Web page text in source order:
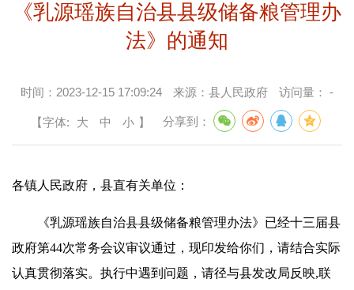
《乳源瑶族自治县县级储备粮管理办
法》的通知
时间： 2023-12-15 17:09:24 来源： 县人民政府 访问量： -
【字体: 大 中 小 】 分享到：
各镇人民政府，县直有关单位：
《乳源瑶族自治县县级储备粮管理办法》已经十三届县
政府第44次常务会议审议通过，现印发给你们，请结合实际
认真贯彻落实。执行中遇到问题，请径与县发改局反映,联